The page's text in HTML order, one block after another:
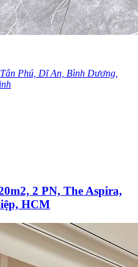
Phú, Dĩ An, Bình Dương,
2 PN, The Aspira,
HCM